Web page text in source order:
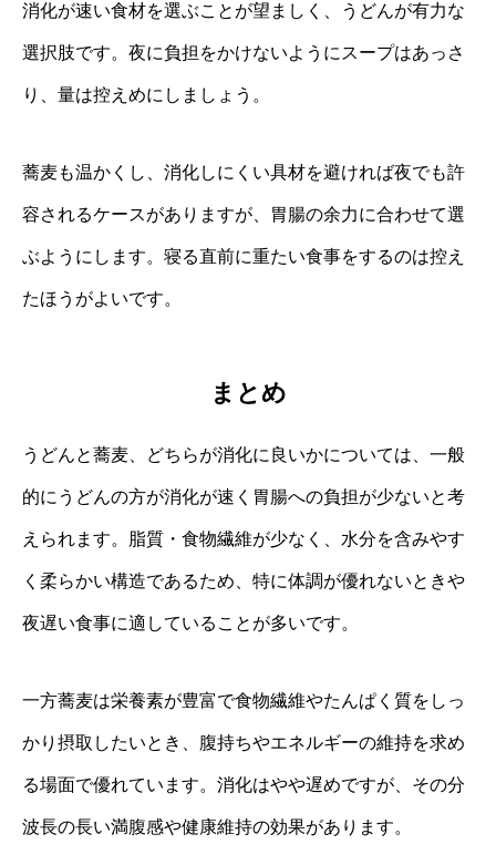
消化が速い食材を選ぶことが望ましく、うどんが有力な
選択肢です。夜に負担をかけないようにスープはあっさ
り、量は控えめにしましょう。
蕎麦も温かくし、消化しにくい具材を避ければ夜でも許
容されるケースがありますが、胃腸の余力に合わせて選
ぶようにします。寝る直前に重たい食事をするのは控え
たほうがよいです。
まとめ
うどんと蕎麦、どちらが消化に良いかについては、一般
的にうどんの方が消化が速く胃腸への負担が少ないと考
えられます。脂質・食物繊維が少なく、水分を含みやす
く柔らかい構造であるため、特に体調が優れないときや
夜遅い食事に適していることが多いです。
一方蕎麦は栄養素が豊富で食物繊維やたんぱく質をしっ
かり摂取したいとき、腹持ちやエネルギーの維持を求め
る場面で優れています。消化はやや遅めですが、その分
波長の長い満腹感や健康維持の効果があります。